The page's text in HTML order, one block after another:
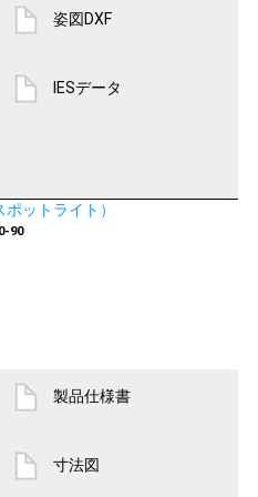
姿図DXF
IESデータ
ットライト）
90
製品仕様書
寸法図